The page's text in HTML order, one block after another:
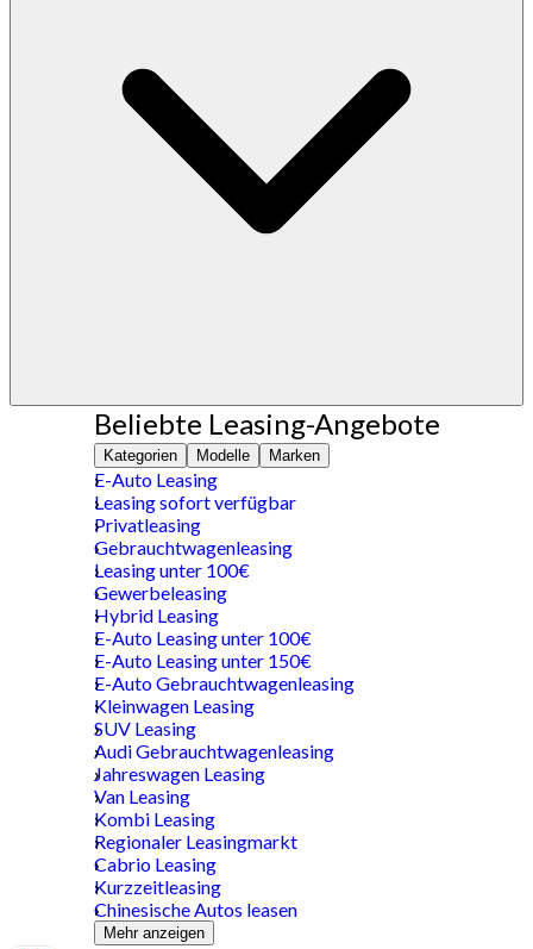
Beliebte Leasing-Angebote
Kategorien Modelle Marken
E-Auto Leasing
Leasing sofort verfügbar
Privatleasing
Gebrauchtwagenleasing
Leasing unter 100€
Gewerbeleasing
Hybrid Leasing
E-Auto Leasing unter 100€
E-Auto Leasing unter 150€
E-Auto Gebrauchtwagenleasing
Kleinwagen Leasing
SUV Leasing
Audi Gebrauchtwagenleasing
Jahreswagen Leasing
Van Leasing
Kombi Leasing
Regionaler Leasingmarkt
Cabrio Leasing
Kurzzeitleasing
Chinesische Autos leasen
Mehr anzeigen